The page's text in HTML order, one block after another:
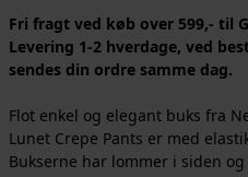
Fri fragt ved køb over 599,- til
Levering 1-2 hverdage, ved
sendes din ordre samme dag.
Flot enkel og elegant buks fra
Lunet Crepe Pants er med
Bukserne har lommer i siden